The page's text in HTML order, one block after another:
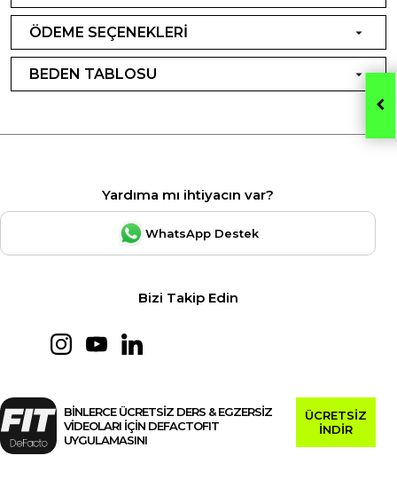
ÖDEME SEÇENEKLERİ
BEDEN TABLOSU
Yardıma mı ihtiyacın var?
WhatsApp Destek
Bizi Takip Edin
BİNLERCE ÜCRETSİZ DERS & EGZERSİZ
VİDEOLARI İÇİN DEFACTOFIT
UYGULAMASINI
ÜCRETSİZ
İNDİR